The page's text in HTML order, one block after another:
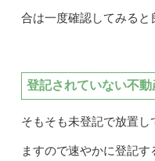
合は一度確認してみると
登記されていない不動
そもそも未登記で放置し
ますので速やかに登記す